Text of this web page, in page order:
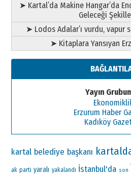
➤ Kartal’da Makine Hangar’da
Geleceği
➤ Lodos Adalar’ı vurdu,
➤ Kitaplara Yansıyan
Yayın
Erzurum Haber
Kadıköy
kartal belediye başkanı
ak parti yaralı yakalandı İstanbul'da son